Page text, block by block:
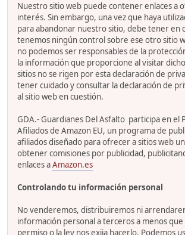
Nuestro sitio web puede contener enlaces a
interés. Sin embargo, una vez que haya
para abandonar nuestro sitio, debe tener en
tenemos ningún control sobre ese otro sitio
no podemos ser responsables de la
la información que proporcione al visitar
sitios no se rigen por esta declaración de
tener cuidado y consultar la declaración de
al sitio web en cuestión.
GDA.- Guardianes Del Asfalto participa en el
Afiliados de Amazon EU, un programa de
afiliados diseñado para ofrecer a sitios web
obtener comisiones por publicidad,
enlaces aAmazon.es
Controlando tu información personal
No venderemos, distribuiremos ni
información personal a terceros a menos que
permiso o la ley nos exija hacerlo. Podemos